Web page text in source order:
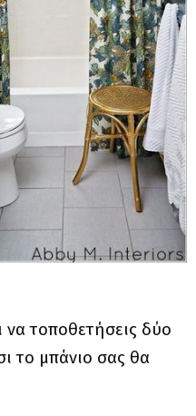
να τοποθετήσεις δύο
το μπάνιο σας θα